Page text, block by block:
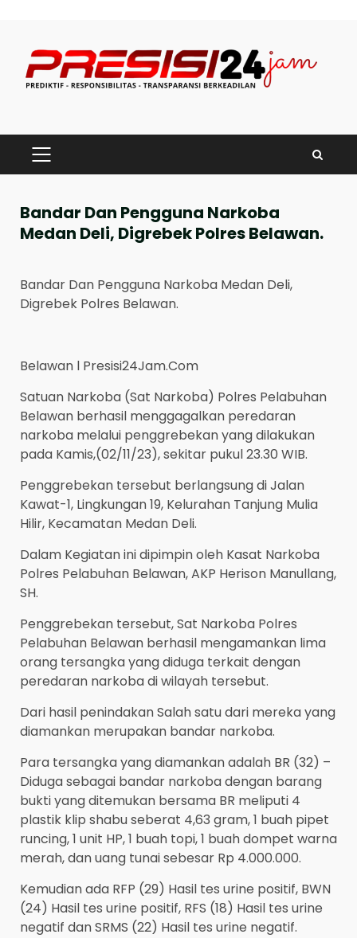
content
PRIMARY
MENU
Bandar Dan Pengguna Narkoba
Medan Deli, Digrebek Polres Belawan.
Bandar Dan Pengguna Narkoba Medan Deli,
Digrebek Polres Belawan.
Belawan l Presisi24Jam.Com
Satuan Narkoba (Sat Narkoba) Polres Pelabuhan
Belawan berhasil menggagalkan peredaran
narkoba melalui penggrebekan yang dilakukan
pada Kamis,(02/11/23), sekitar pukul 23.30 WIB.
Penggrebekan tersebut berlangsung di Jalan
Kawat-1, Lingkungan 19, Kelurahan Tanjung Mulia
Hilir, Kecamatan Medan Deli.
Dalam Kegiatan ini dipimpin oleh Kasat Narkoba
Polres Pelabuhan Belawan, AKP Herison Manullang,
SH.
Penggrebekan tersebut, Sat Narkoba Polres
Pelabuhan Belawan berhasil mengamankan lima
orang tersangka yang diduga terkait dengan
peredaran narkoba di wilayah tersebut.
Dari hasil penindakan Salah satu dari mereka yang
diamankan merupakan bandar narkoba.
Para tersangka yang diamankan adalah BR (32) –
Diduga sebagai bandar narkoba dengan barang
bukti yang ditemukan bersama BR meliputi 4
plastik klip shabu seberat 4,63 gram, 1 buah pipet
runcing, 1 unit HP, 1 buah topi, 1 buah dompet warna
merah, dan uang tunai sebesar Rp 4.000.000.
Kemudian ada RFP (29) Hasil tes urine positif, BWN
(24) Hasil tes urine positif, RFS (18) Hasil tes urine
negatif dan SRMS (22) Hasil tes urine negatif.